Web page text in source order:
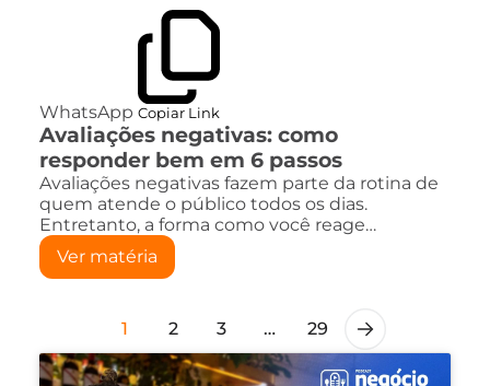
WhatsApp Copiar Link
Avaliações negativas: como
responder bem em 6 passos
Avaliações negativas fazem parte da rotina de
quem atende o público todos os dias.
Entretanto, a forma como você reage…
Ver matéria
1 2 3 … 29